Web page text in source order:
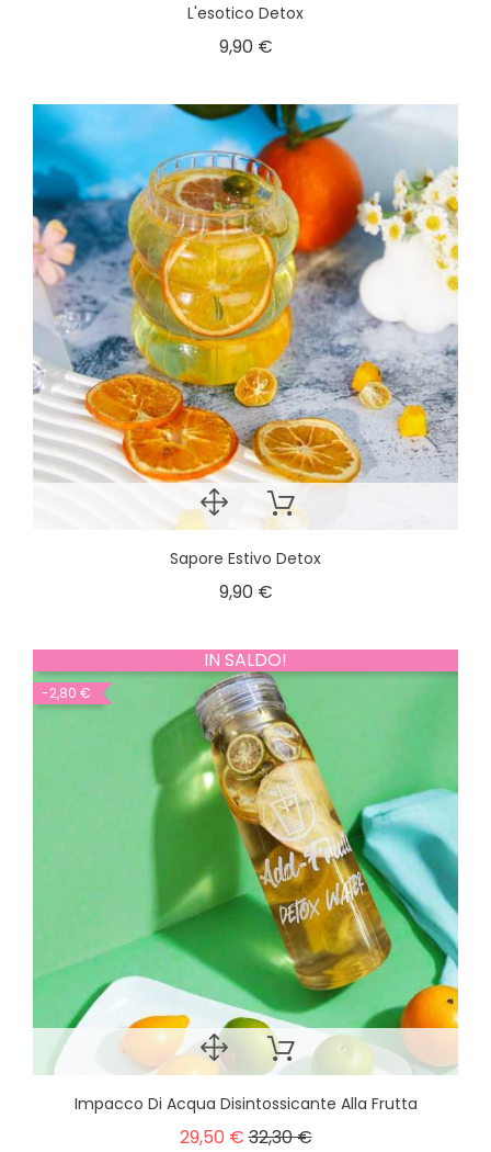
L'esotico Detox
9,90 €
Sapore Estivo Detox
9,90 €
Impacco Di Acqua Disintossicante Alla Frutta
29,50 €32,30 €
IN SALDO!
-2,80 €